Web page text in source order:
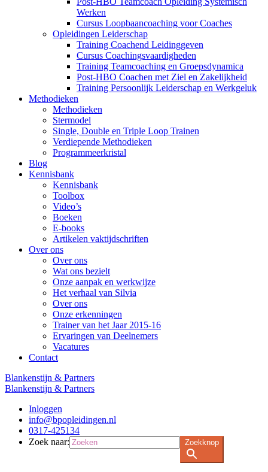
Werken
Cursus Loopbaancoaching voor Coaches
Opleidingen Leiderschap
Training Coachend Leidinggeven
Cursus Coachingsvaardigheden
Training Teamcoaching en Groepsdynamica
Post-HBO Coachen met Ziel en Zakelijkheid
Training Persoonlijk Leiderschap en Werkgeluk
Methodieken
Methodieken
Stermodel
Single, Double en Triple Loop Trainen
Verdiepende Methodieken
Programmeerkristal
Blog
Kennisbank
Kennisbank
Toolbox
Video’s
Boeken
E-books
Artikelen vaktijdschriften
Over ons
Over ons
Wat ons bezielt
Onze aanpak en werkwijze
Het verhaal van Silvia
Over ons
Onze erkenningen
Trainer van het Jaar 2015-16
Ervaringen van Deelnemers
Vacatures
Contact
Blankenstijn & Partners
Blankenstijn & Partners
Inloggen
info@bpopleidingen.nl
0317-425134
Zoek naar:
Zoekknop